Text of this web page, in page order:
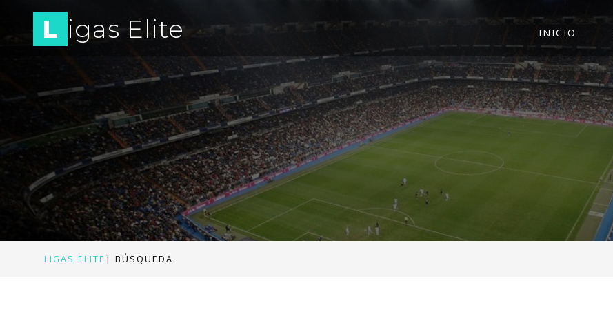
L igas Elite INICIO
LIGAS ELITE | BÚSQUEDA